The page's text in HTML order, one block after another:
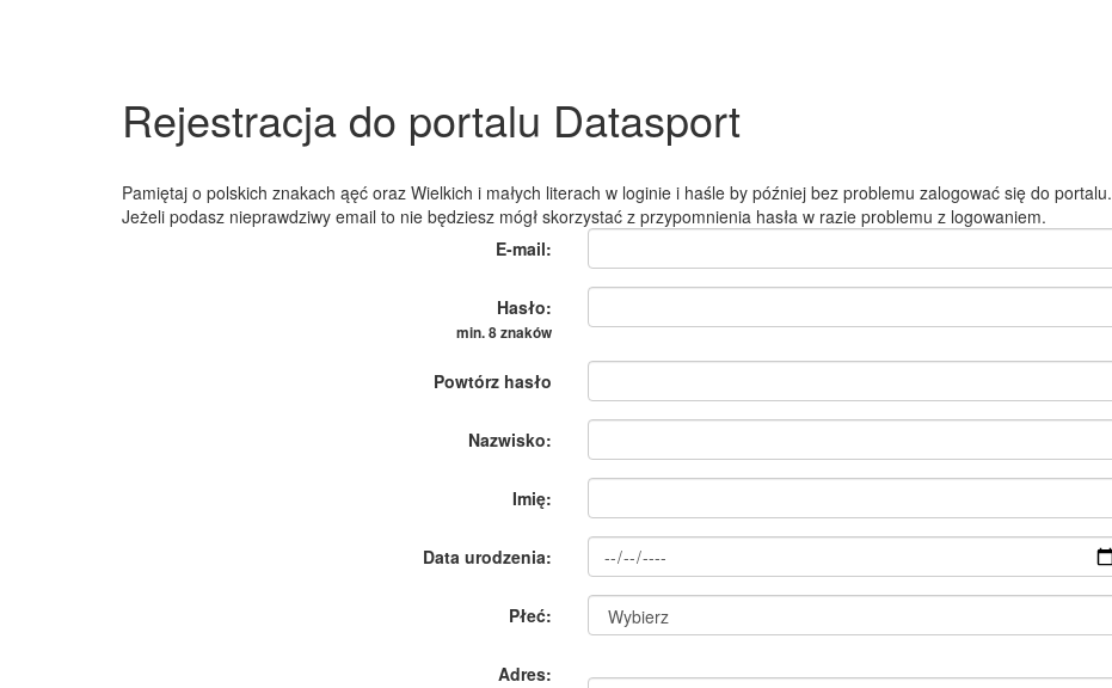
Rejestracja do portalu Datasport
Pamiętaj o polskich znakach ąęć oraz Wielkich i małych literach w loginie i haśle by później bez problemu zalogować się do portalu.
Jeżeli podasz nieprawdziwy email to nie będziesz mógł skorzystać z przypomnienia hasła w razie problemu z logowaniem.
E-mail:
Hasło:
min. 8 znaków
Powtórz hasło
Nazwisko:
Imię:
Data urodzenia:
Płeć:
Adres: